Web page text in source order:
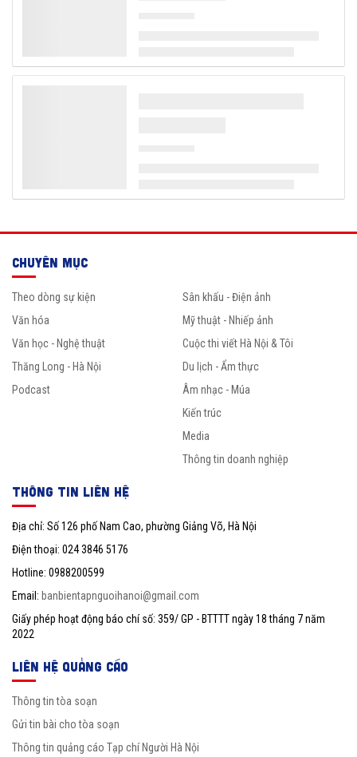
CHUYÊN MỤC
Theo dòng sự kiện
Văn hóa
Văn học - Nghệ thuật
Thăng Long - Hà Nội
Podcast
Sân khấu - Điện ảnh
Mỹ thuật - Nhiếp ảnh
Cuộc thi viết Hà Nội & Tôi
Du lịch - Ẩm thực
Âm nhạc - Múa
Kiến trúc
Media
Thông tin doanh nghiệp
THÔNG TIN LIÊN HỆ
Địa chỉ: Số 126 phố Nam Cao, phường Giảng Võ, Hà Nội
Điện thoại: 024 3846 5176
Hotline: 0988200599
Email: banbientapnguoihanoi@gmail.com
Giấy phép hoạt động báo chí số: 359/ GP - BTTTT ngày 18 tháng 7 năm
2022
LIÊN HỆ QUẢNG CÁO
Thông tin tòa soạn
Gửi tin bài cho tòa soạn
Thông tin quảng cáo Tạp chí Người Hà Nội